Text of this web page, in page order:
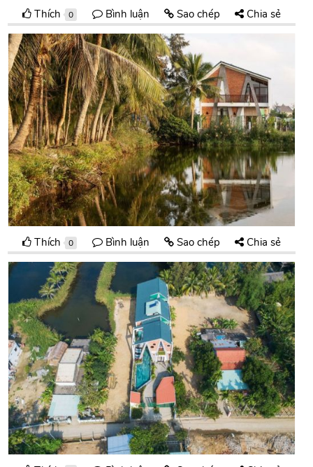
Thích 0 Bình luận Sao chép Chia sẻ
Thích 0 Bình luận Sao chép Chia sẻ